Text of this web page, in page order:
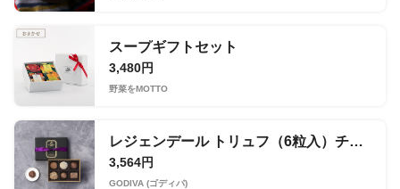
スープギフトセット
3,480円
野菜をMOTTO
レジェンデール トリュフ（6粒入）チケット
3,564円
GODIVA (ゴディバ)